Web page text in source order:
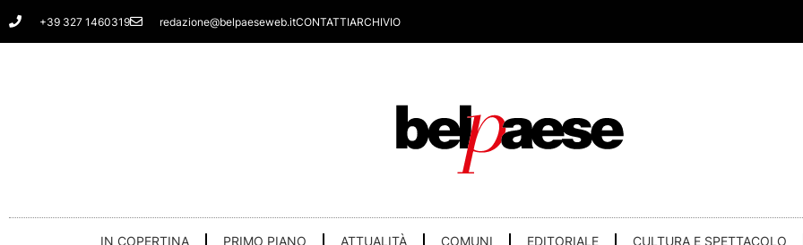
Vai
al
+39 327 1460319 redazione@belpaeseweb.itCONTATTIARCHIVIO
IN COPERTINA PRIMO PIANO ATTUALITÀ COMUNI EDITORIALE CULTURA E SPETTACOLO